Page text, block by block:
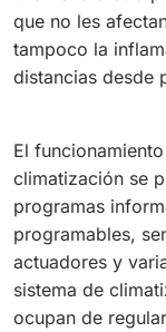
que no les
tampoco la
distancias desde
El
climatización se
programas
programables,
actuadores y
sistema de
ocupan de